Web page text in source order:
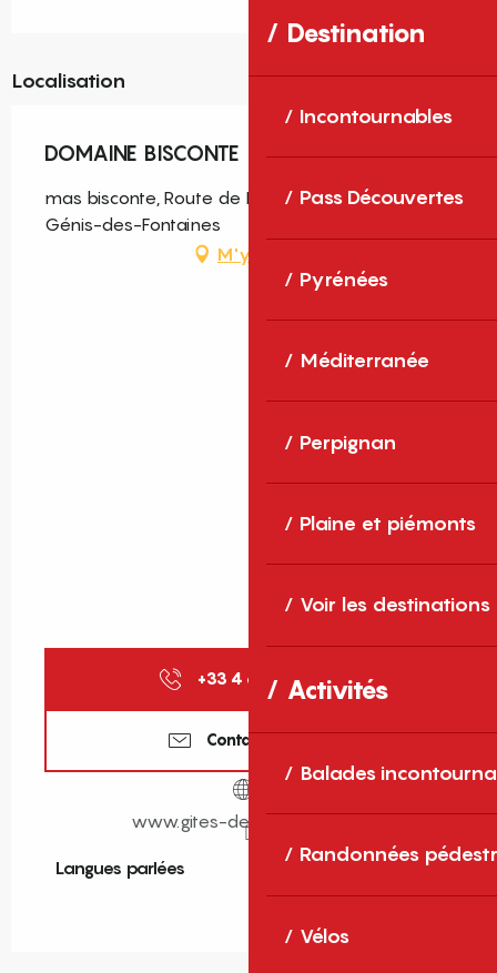
Destination
Incontournables
Pass Découvertes
Pyrénées
Méditerranée
Perpignan
Plaine et piémonts
Voir les destinations
Activités
Balades
Randonnées
Vélos
Localisation
DOMAINE BISCONTE
mas bisconte, Route de Brouilla, 66740 Saint-
Génis-des-Fontaines
M'y rendre
+33 4 68 11 40 ▒▒
Contactez-nous
www.gites-de-france-sud.fr
Langues parlées
Langues parlées